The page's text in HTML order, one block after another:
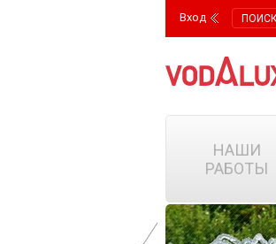
Вход
НАШИ
РАБОТЫ